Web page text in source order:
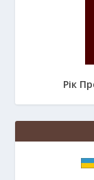
Рік